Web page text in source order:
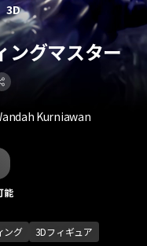
ングマスター
Kurniawan
3D
能
ング 3Dフィギュア